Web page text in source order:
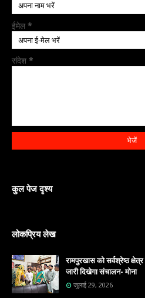
ईमेल *
संदेश *
कुल पेज दृश्य
लोकप्रिय लेख
रामपुरखास को सर्वश्रेष्ठ
जारी दिखेगा संचालन- मोना
जुलाई 29, 2026